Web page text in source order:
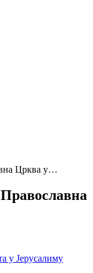
Црква у…